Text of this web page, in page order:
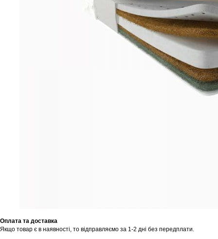
Оплата та доставка
Якщо товар є в наявності, то відправляємо за 1-2 дні без передплати.